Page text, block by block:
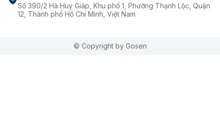
Số 390/2 Hà Huy Giáp, Khu phố 1, Phường Thạnh Lộc, Quận
12, Thành phố Hồ Chí Minh, Việt Nam
© Copyright by Gosen